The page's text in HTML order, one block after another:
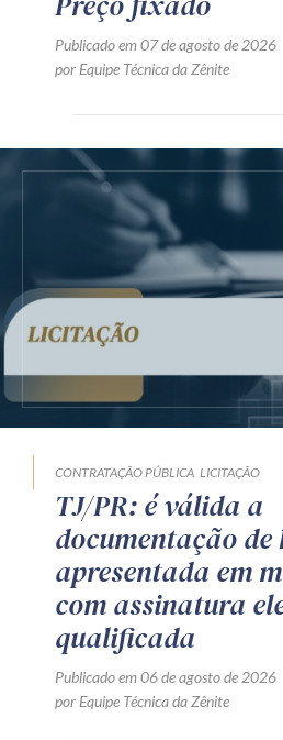
Publicado em 07 de agosto de 2026
por Equipe Técnica da Zênite
CONTRATAÇÃO PÚBLICA LICITAÇÃO
TJ/PR: é válida a
documentação
apresentada em
com assinatura
qualificada
Publicado em 06 de agosto de 2026
por Equipe Técnica da Zênite